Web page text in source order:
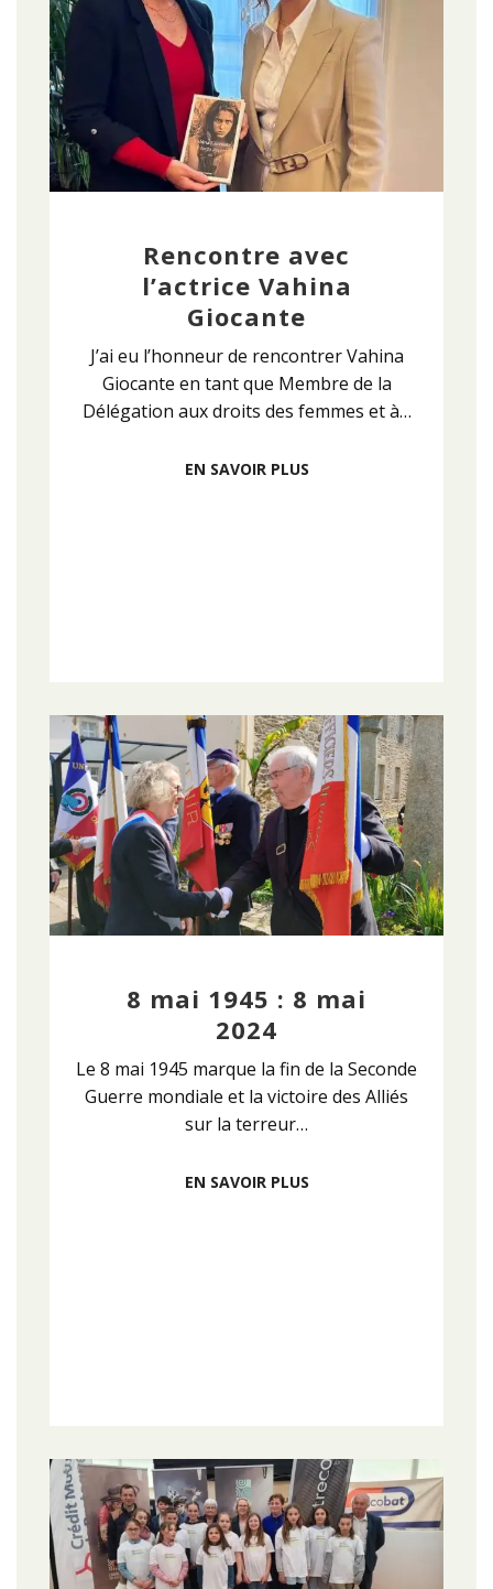
Rencontre avec
l’actrice Vahina
Giocante
J’ai eu l’honneur de rencontrer Vahina
Giocante en tant que Membre de la
Délégation aux droits des femmes et à…
EN SAVOIR PLUS
8 mai 1945 : 8 mai
2024
Le 8 mai 1945 marque la fin de la Seconde
Guerre mondiale et la victoire des Alliés
sur la terreur…
EN SAVOIR PLUS